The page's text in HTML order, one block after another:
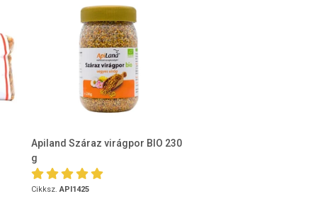
Apiland Száraz virágpor BIO 230
g
Cikksz.API1425